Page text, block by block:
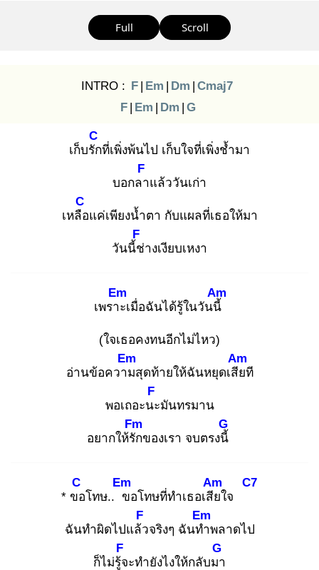
Full Scroll
INTRO : F | Em | Dm | Cmaj7
F | Em | Dm | G
เก็บรัก
C
ที่เพิ่งพ้นไป เก็บใจที่เพิ่งช้ำมา
บอกลา
F
แล้ววันเก่า
เหลือ
C
แค่เพียงน้ำตา กับแผลที่เธอให้มา
วันนี้ช่
F
างเงียบเหงา
เพราะ
Em
เมื่อฉันได้รู้ในวันนี้
Am
(ใจเธอคงทนอีกไม่ไหว)
อ่านข้อความ
Em
สุดท้ายให้ฉันหยุดเสีย
Am
ที
พอเถอะนะ
F
มันทรมาน
อยากให้รัก
Fm
ของเรา จบตรงนี้
G
* ขอ
C
โทษ.. ข
Em
อโทษที่ทำเธอเสีย
Am
ใจ
C7
ฉันทำผิดไปแล้ว
F
จริงๆ ฉันทำ
Em
พลาดไป
ก็ไม่รู้จ
F
ะทำยังไงให้กลับมา
G